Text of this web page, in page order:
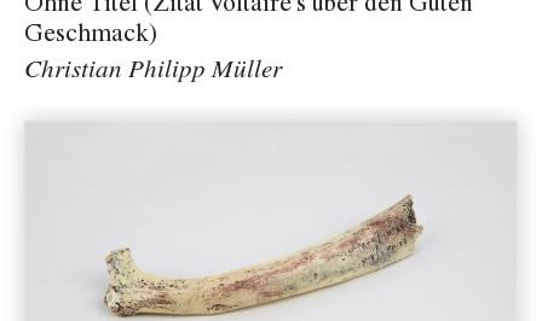
Ohne Titel (Zitat Voltaire's über den Guten
Geschmack)
Christian Philipp Müller